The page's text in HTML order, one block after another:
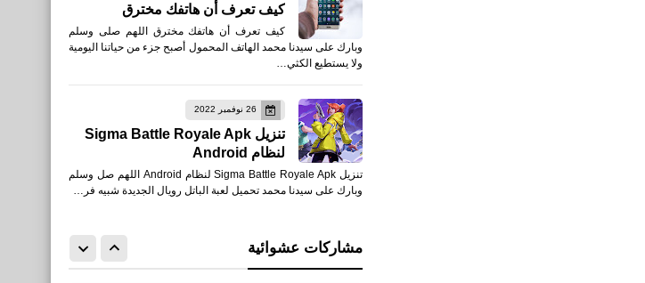
كيف تعرف أن هاتفك مخترق
كيف تعرف أن هاتفك مخترق اللهم صلى وسلم
وبارك على سيدنا محمد الهاتف المحمول أصبح جزء من حياتنا اليومية
ولا يستطيع الكثي…
26 نوفمبر 2022
تنزيل Sigma Battle Royale Apk
لنظام Android
تنزيل Sigma Battle Royale Apk لنظام Android اللهم صل وسلم
وبارك على سيدنا محمد تحميل لعبة الباتل رويال الجديدة شبيه فر…
مشاركات عشوائية
تحميل تطبيق TV TUBI - أفلام
وتلفاز مجاني للأيفون والأندرويد
APK
العاب
تحميل PUBG MOBILE ببجي
apkpure uptodown